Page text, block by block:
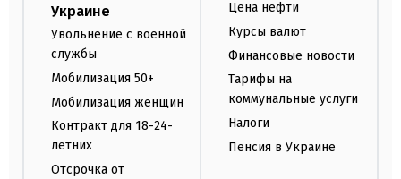
Украине
Увольнение с военной
службы
Мобилизация 50+
Мобилизация женщин
Контракт для 18-24-
летних
Отсрочка от
Цена нефти
Курсы валют
Финансовые новости
Тарифы на
коммунальные услуги
Налоги
Пенсия в Украине